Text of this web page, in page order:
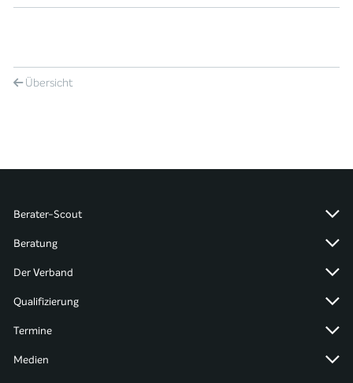
Übersicht
Berater-Scout
Beratung
Der Verband
Qualifizierung
Termine
Medien